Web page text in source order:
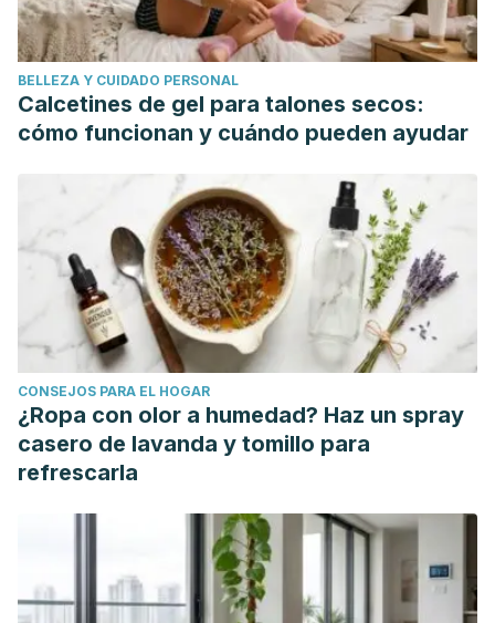
pulmonar en el recién nacido.Revista Cubana de
Enfermería,23(3), 0-0.
Cotallo, G. C., Sastre, J. L., Colomer, B. F., López, N. G., &
Martín, S. C. (2002). Recién nacido a término con dificultad
respiratoria: enfoque diagnóstico y terapéutico.
Junta
Directiva de la Asociación Española de Pediatría
BELLEZA Y CUIDADO PERSONAL
Calcetines de gel para talones secos:
cómo funcionan y cuándo pueden ayudar
CONSEJOS PARA EL HOGAR
¿Ropa con olor a humedad? Haz un spray
casero de lavanda y tomillo para
refrescarla